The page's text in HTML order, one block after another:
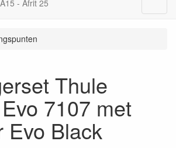
- Afrit 25
Thule
7107 met
Evo Black